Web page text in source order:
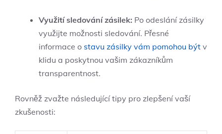
Využití sledování zásilek: Po odeslání zásilky
využijte možnosti sledování. Přesné
informace o stavu zásilky vám pomohou být v
klidu a poskytnou vašim zákazníkům
transparentnost.
Rovněž zvažte následující tipy pro zlepšení vaší
zkušenosti: